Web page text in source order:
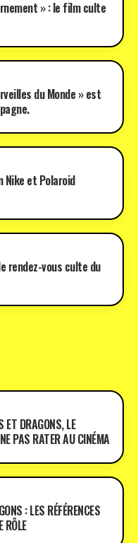
» : le film culte
du Monde » est
Nike et Polaroid
rendez-vous culte du
ET DRAGONS, LE
PAS RATER AU CINÉMA
: LES RÉFÉRENCES
RÔLE